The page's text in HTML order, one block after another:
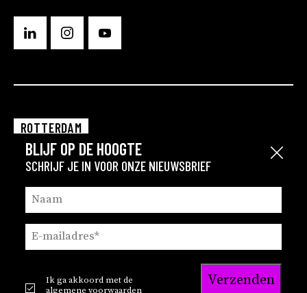
Sluit
BLIJF OP DE HOOGTE
SCHRIJF JE IN VOOR ONZE NIEUWSBRIEF
Ik ga akkoord met de
algemene voorwaarden
Verzenden
ROTTERDAM
EINDHOVEN
GRONINGEN
© 2026
Privacy en cookie statement